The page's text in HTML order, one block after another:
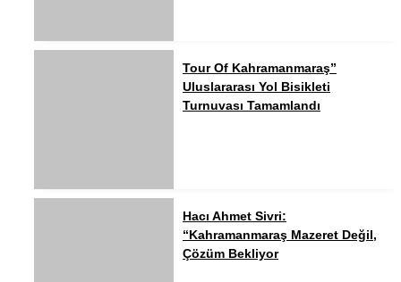
Tour Of Kahramanmaraş”
Uluslararası Yol Bisikleti
Turnuvası Tamamlandı
Hacı Ahmet Sivri:
“Kahramanmaraş Mazeret Değil,
Çözüm Bekliyor